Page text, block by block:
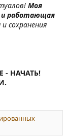
Моя
и работающая
и сохранения
- НАЧАТЬ!